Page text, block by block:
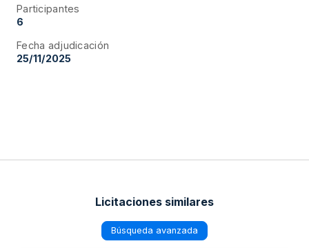
Participantes
6
Fecha adjudicación
25/11/2025
Licitaciones similares
Búsqueda avanzada